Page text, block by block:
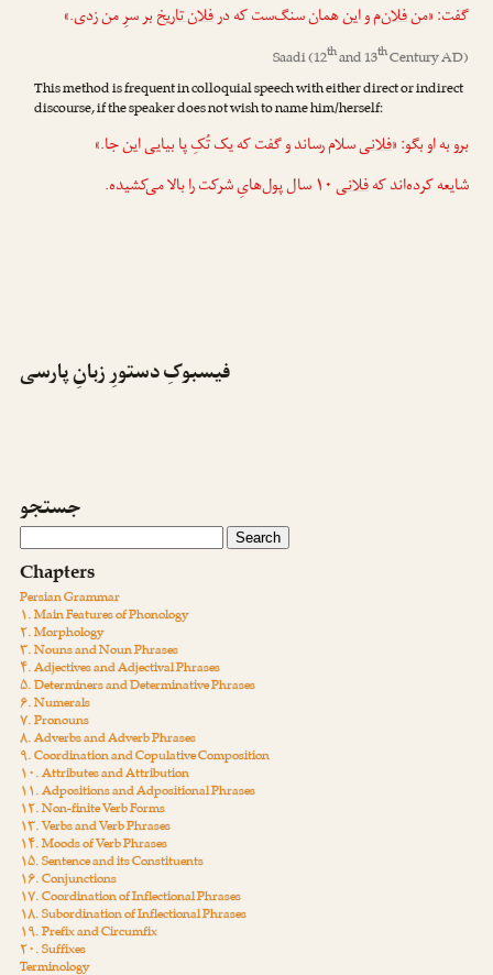
گفت: «منفلان‌‌م و این همان سنگ‌ست که درفلان تاریخبر سرِ من زدی.»
Saadi(12thand 13thCentury AD)
This method is frequent in colloquial speech with either direct or indirect
discourse, if the speaker does not wish to name him/herself:
برو به او بگو: «فلانیسلام رساند و گفت که یک تُکِ پا بیایی این جا.»
شایعه کرده‌اند کهفلانی۱۰ سال پول‌هایِ شرکت را بالا می‌کشیده.
فیسبوکِ دستورِ زبانِ پارسی
جستجو
Chapters
Persian Grammar
۱. Main Features of Phonology
۲. Morphology
۳. Nouns and Noun Phrases
۴. Adjectives and Adjectival Phrases
۵. Determiners and Determinative Phrases
۶. Numerals
۷. Pronouns
۸. Adverbs and Adverb Phrases
۹. Coordination and Copulative Composition
۱۰. Attributes and Attribution
۱۱. Adpositions and Adpositional Phrases
۱۲. Non-finite Verb Forms
۱۳. Verbs and Verb Phrases
۱۴. Moods of Verb Phrases
۱۵. Sentence and its Constituents
۱۶. Conjunctions
۱۷. Coordination of Inflectional Phrases
۱۸. Subordination of Inflectional Phrases
۱۹. Prefix and Circumfix
۲۰. Suffixes
Terminology